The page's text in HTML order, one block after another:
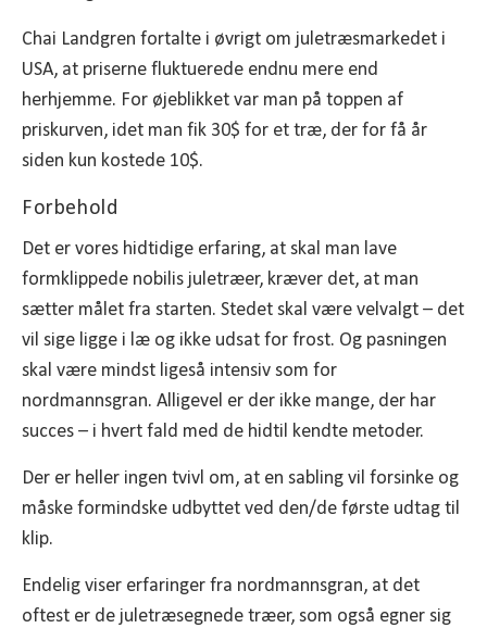
Chai Landgren fortalte i øvrigt om juletræsmarkedet i
USA, at priserne fluktuerede endnu mere end
herhjemme. For øjeblikket var man på toppen af
priskurven, idet man fik 30$ for et træ, der for få år
siden kun kostede 10$.
Forbehold
Det er vores hidtidige erfaring, at skal man lave
formklippede nobilis juletræer, kræver det, at man
sætter målet fra starten. Stedet skal være velvalgt – det
vil sige ligge i læ og ikke udsat for frost. Og pasningen
skal være mindst ligeså intensiv som for
nordmannsgran. Alligevel er der ikke mange, der har
succes – i hvert fald med de hidtil kendte metoder.
Der er heller ingen tvivl om, at en sabling vil forsinke og
måske formindske udbyttet ved den/de første udtag til
klip.
Endelig viser erfaringer fra nordmannsgran, at det
oftest er de juletræsegnede træer, som også egner sig